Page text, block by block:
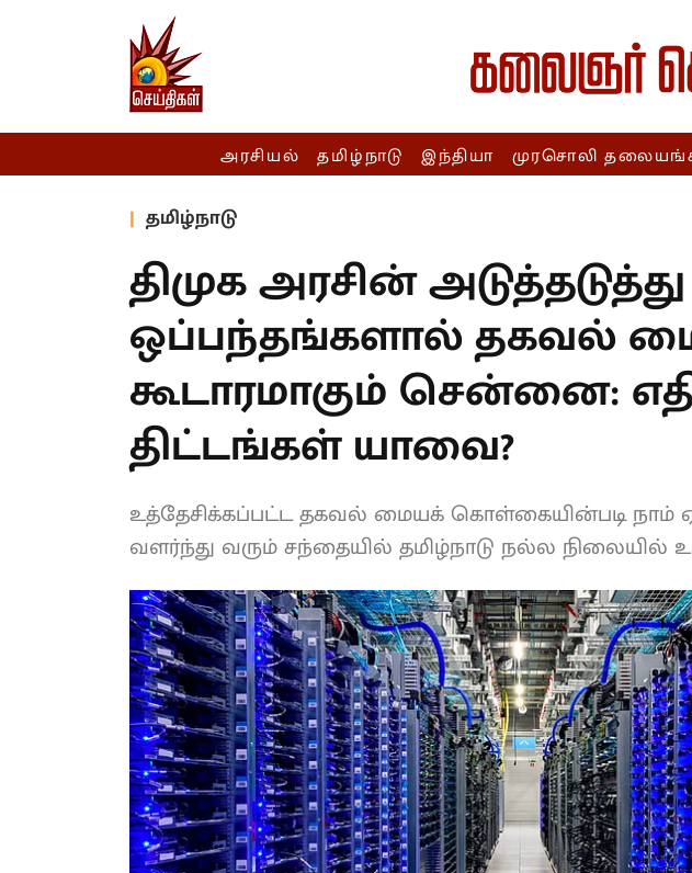
அரசியல் தமிழ்நாடு இந்தியா முரசொலி
தமிழ்நாடு
திமுக அரசின் அடுத்தடுத்து
ஒப்பந்தங்களால் தகவல்
கூடாரமாகும் சென்னை:
திட்டங்கள் யாவை?
உத்தேசிக்கப்பட்ட தகவல் மையக் கொள்கையின்படி நாம்
வளர்ந்து வரும் சந்தையில் தமிழ்நாடு நல்ல நிலையில்